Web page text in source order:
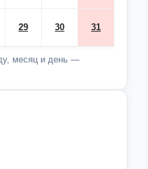
29 30 31
месяц и день —